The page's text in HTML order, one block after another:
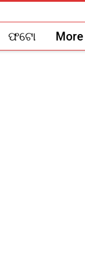
ଫଟୋ More